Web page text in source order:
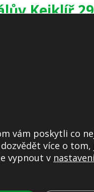
Kejklíř
vám poskytli co
více o
vypnout v